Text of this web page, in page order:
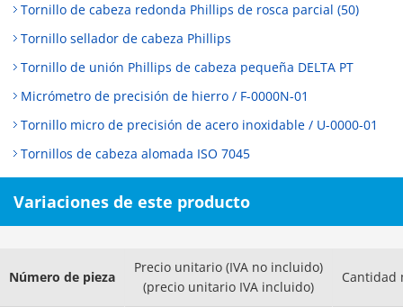
Tornillo de cabeza redonda Phillips de rosca parcial (50)
Tornillo sellador de cabeza Phillips
Tornillo de unión Phillips de cabeza pequeña DELTA PT
Micrómetro de precisión de hierro / F-0000N-01
Tornillo micro de precisión de acero inoxidable / U-0000-01
Tornillos de cabeza alomada ISO 7045
Variaciones de este producto
Número de pieza
Precio unitario (IVA no incluido)
(precio unitario IVA incluido)
Cantidad